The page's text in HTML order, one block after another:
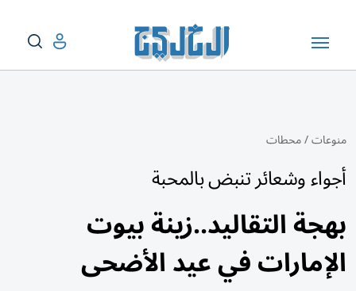
منوعات/محطات
أجواء وشعائر تنبض بالمحبة
بهجة التقاليد..زينة بيوت
الإمارات في عيد الأضحى